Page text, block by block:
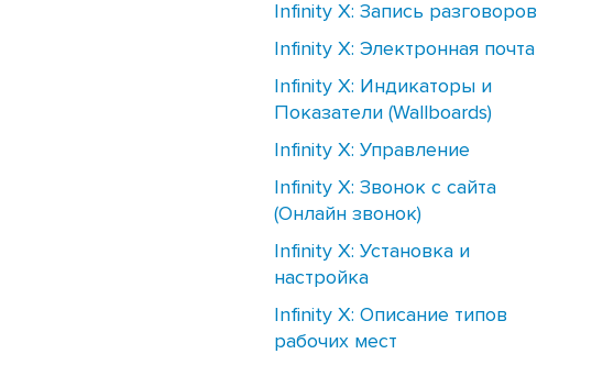
Infinity X: Запись разговоров
Infinity X: Электронная почта
Infinity X: Индикаторы и
Показатели (Wallboards)
Infinity X: Управление
Infinity X: Звонок с сайта
(Онлайн звонок)
Infinity X: Установка и
настройка
Infinity X: Описание типов
рабочих мест